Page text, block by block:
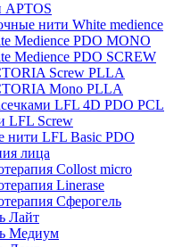
APTOS
нити White medience
Medience PDO MONO
Medience PDO SCREW
Screw PLLA
Mono PLLA
LFL 4D PDO PCL
LFL Screw
нити LFL Basic PDO
лица
Collost micro
Linerase
Сферогель
Лайт
Медиум